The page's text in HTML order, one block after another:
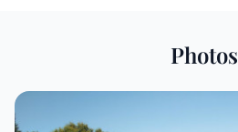
Photos